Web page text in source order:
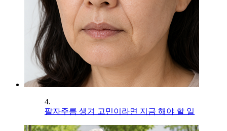
4.
팔자주름 생겨 고민이라면 지금 해야 할 일